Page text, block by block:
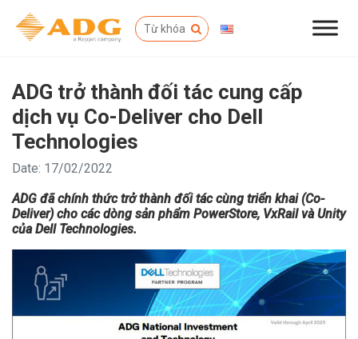
ADG trở thành đối tác cung cấp
dịch vụ Co-Deliver cho Dell
Technologies
Date: 17/02/2022
ADG đã chính thức trở thành đối tác cùng triển khai (Co-
Deliver) cho các dòng sản phẩm PowerStore, VxRail và Unity
của Dell Technologies.